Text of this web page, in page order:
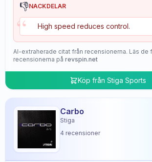
👎NACKDELAR
“ High speed reduces control.
AI-extraherade citat från recensionerna. Läs de
recensionerna på revspin.net
Köp från Stiga Sports
Carbo
Stiga
4 recensioner